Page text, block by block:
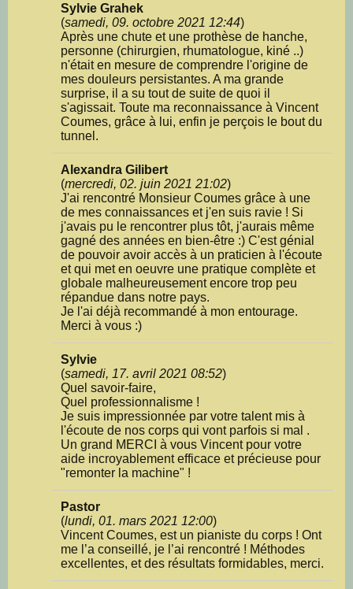
Sylvie Grahek
(samedi, 09. octobre 2021 12:44)
Après une chute et une prothèse de hanche,
personne (chirurgien, rhumatologue, kiné ..)
n'était en mesure de comprendre l'origine de
mes douleurs persistantes. A ma grande
surprise, il a su tout de suite de quoi il
s'agissait. Toute ma reconnaissance à Vincent
Coumes, grâce à lui, enfin je perçois le bout du
tunnel.
Alexandra Gilibert
(mercredi, 02. juin 2021 21:02)
J'ai rencontré Monsieur Coumes grâce à une
de mes connaissances et j'en suis ravie ! Si
j'avais pu le rencontrer plus tôt, j'aurais même
gagné des années en bien-être :) C'est génial
de pouvoir avoir accès à un praticien à l'écoute
et qui met en oeuvre une pratique complète et
globale malheureusement encore trop peu
répandue dans notre pays.
Je l'ai déjà recommandé à mon entourage.
Merci à vous :)
Sylvie
(samedi, 17. avril 2021 08:52)
Quel savoir-faire,
Quel professionnalisme !
Je suis impressionnée par votre talent mis à
l'écoute de nos corps qui vont parfois si mal .
Un grand MERCI à vous Vincent pour votre
aide incroyablement efficace et précieuse pour
"remonter la machine" !
Pastor
(lundi, 01. mars 2021 12:00)
Vincent Coumes, est un pianiste du corps ! Ont
me l’a conseillé, je l’ai rencontré ! Méthodes
excellentes, et des résultats formidables, merci.